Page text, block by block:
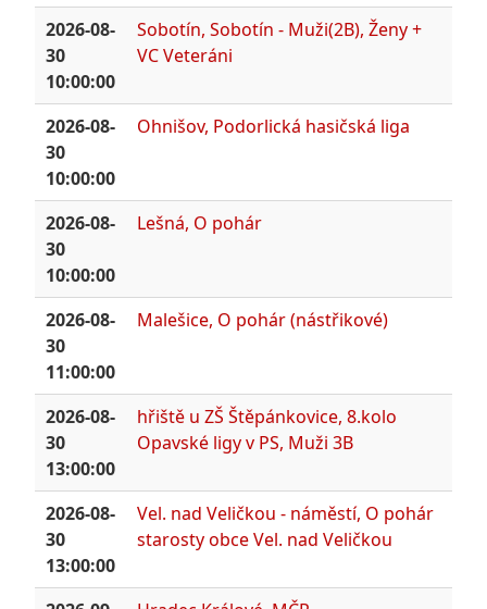
2026-08-
30
10:00:00
Sobotín, Sobotín - Muži(2B), Ženy +
VC Veteráni
2026-08-
30
10:00:00
Ohnišov, Podorlická hasičská liga
2026-08-
30
10:00:00
Lešná, O pohár
2026-08-
30
11:00:00
Malešice, O pohár (nástřikové)
2026-08-
30
13:00:00
hřiště u ZŠ Štěpánkovice, 8.kolo
Opavské ligy v PS, Muži 3B
2026-08-
30
13:00:00
Vel. nad Veličkou - náměstí, O pohár
starosty obce Vel. nad Veličkou